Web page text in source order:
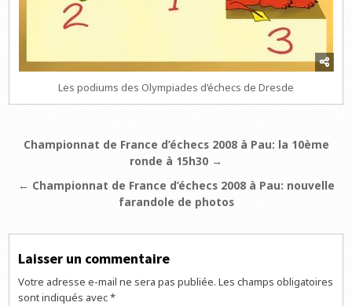
Les podiums des Olympiades d’échecs de Dresde
Navigation
l’article
Championnat de France d’échecs 2008 à Pau: la 10ème
ronde à 15h30 →
← Championnat de France d’échecs 2008 à Pau: nouvelle
farandole de photos
Laisser un commentaire
Votre adresse e-mail ne sera pas publiée. Les champs obligatoires
sont indiqués avec*